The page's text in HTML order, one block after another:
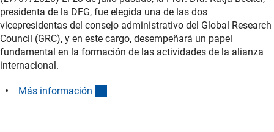
presidenta de la DFG, fue elegida una de las dos
vicepresidentas del consejo administrativo del Global Research
Council (GRC), y en este cargo, desempeñará un papel
fundamental en la formación de las actividades de la alianza
internacional.
Más información